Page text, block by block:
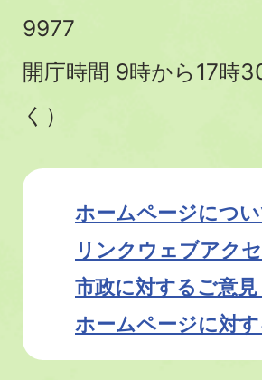
9977
開庁時間 9時から17時
く）
ホームページにつ
リンク ウェブアク
市政に対するご意
ホームページに対